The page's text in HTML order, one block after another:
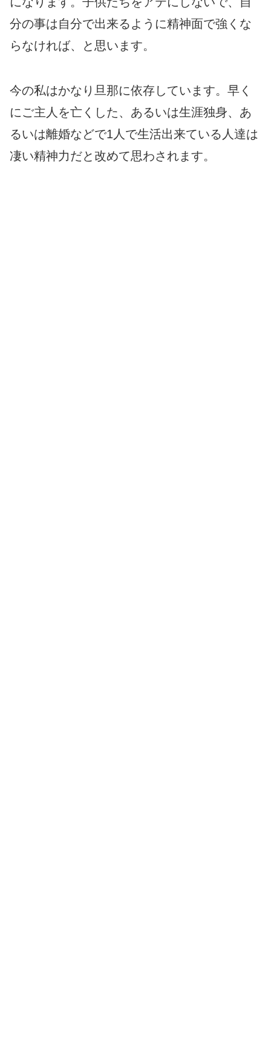
分の事は自分で出来るように精神面で強くな
らなければ、と思います。
今の私はかなり旦那に依存しています。早く
にご主人を亡くした、あるいは生涯独身、あ
るいは離婚などで1人で生活出来ている人達は
凄い精神力だと改めて思わされます。